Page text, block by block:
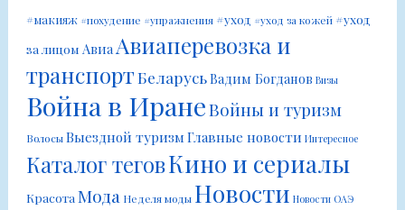
#макияж #похудение #упражнения #уход #уход за кожей #уход
за лицом Авиа Авиаперевозка и
транспортБеларусьВадим Богданов Визы
Война в ИранеВойны и туризм
ВолосыВыездной туризмГлавные новости Интересное
Каталог теговКино и сериалы
Красота Мода Неделя моды Новости Новости ОАЭ